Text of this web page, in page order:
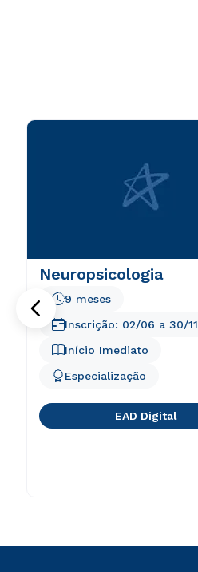
Neuropsicologia
Início Imediato
9 meses
Especialização
Inscrição: 02/06 a 30/11
EAD Digital